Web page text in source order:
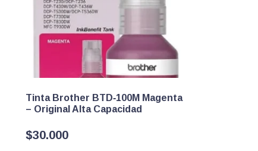
Tinta Brother BTD‑100M Magenta
– Original Alta Capacidad
$30.000